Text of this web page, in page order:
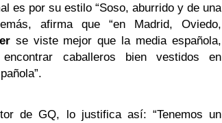
es por su estilo “Soso, aburrido y de una
afirma que “en Madrid, Oviedo,
se viste mejor que la media española,
encontrar caballeros bien vestidos en
de GQ, lo justifica así: “Tenemos un